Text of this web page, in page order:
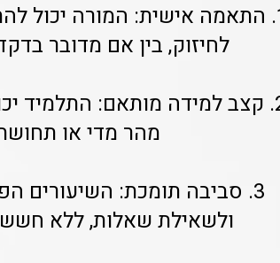
1. התאמה אישית: המורה יכול
לחיזוק, בין אם מדובר
2. קצב למידה מותאם: התלמיד
מהר מדי או
3. סביבה תומכת: השיעורים
ולשאילת שאלות, ללא